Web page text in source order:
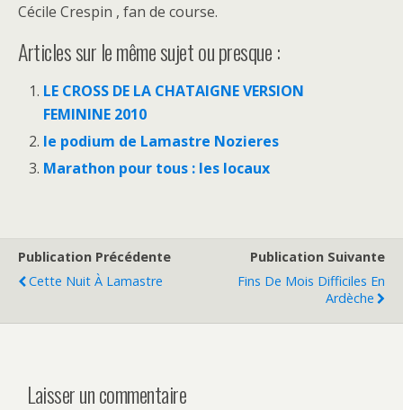
Cécile Crespin , fan de course.
Articles sur le même sujet ou presque :
LE CROSS DE LA CHATAIGNE VERSION
FEMININE 2010
le podium de Lamastre Nozieres
Marathon pour tous : les locaux
Publication Précédente
Cette Nuit À Lamastre
Publication Suivante
Fins De Mois Difficiles En
Ardèche
Laisser un commentaire